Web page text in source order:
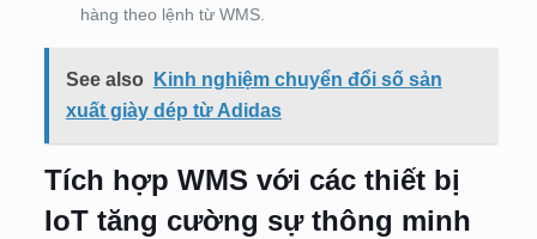
hàng theo lệnh từ WMS.
See also
Kinh nghiệm chuyển đổi số sản
xuất giày dép từ Adidas
Tích hợp WMS với các thiết bị
IoT tăng cường sự thông minh